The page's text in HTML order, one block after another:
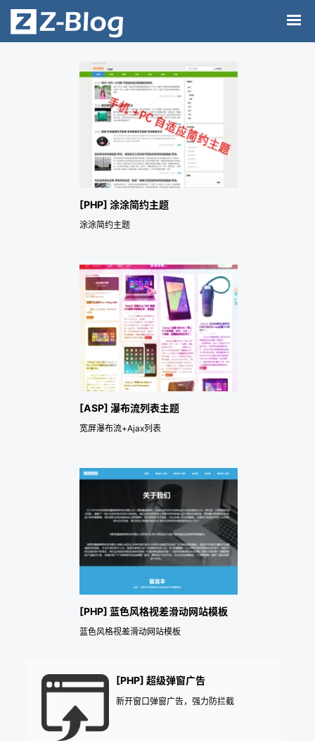
[PHP] 涂涂简约主题
涂涂简约主题
[ASP] 瀑布流列表主题
宽屏瀑布流+Ajax列表
[PHP] 蓝色风格视差滑动网站模板
蓝色风格视差滑动网站模板
[PHP] 超级弹窗广告
新开窗口弹窗广告，强力防拦截